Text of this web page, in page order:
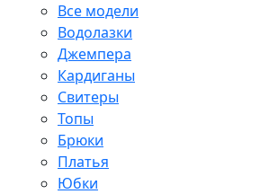
Все модели
Водолазки
Джемпера
Кардиганы
Свитеры
Топы
Брюки
Платья
Юбки